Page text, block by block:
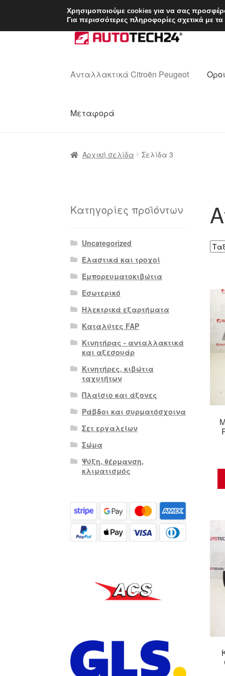
ΑΠΟΣΤΟΛΗ από 7
Απευθείας
μετάβαση
πλοήγηση
Μετάβαση
σε
Ανταλλακτικά Citroën Peugeot
Μεταφορά
Αρχική σελίδα Σελίδα 3
Κατηγορίες προϊόντων
Uncategorized
Ελαστικά και τροχοί
Εμπορευματοκιβώτια
Εσωτερικό
Ηλεκτρικά εξαρτήματα
Καταλύτες FAP
Κινητήρας - ανταλλακτικά
και αξεσουάρ
Κινητήρες, κιβώτια
ταχυτήτων
Πλαίσιο και άξονες
Ράβδοι και συρματόσχοινα
Σετ εργαλείων
Σώμα
Ψύξη, θέρμανση,
κλιματισμός
Χρησιμοποιούμε cookies για να σας
Για περισσότερες πληροφορίες σχετικά με